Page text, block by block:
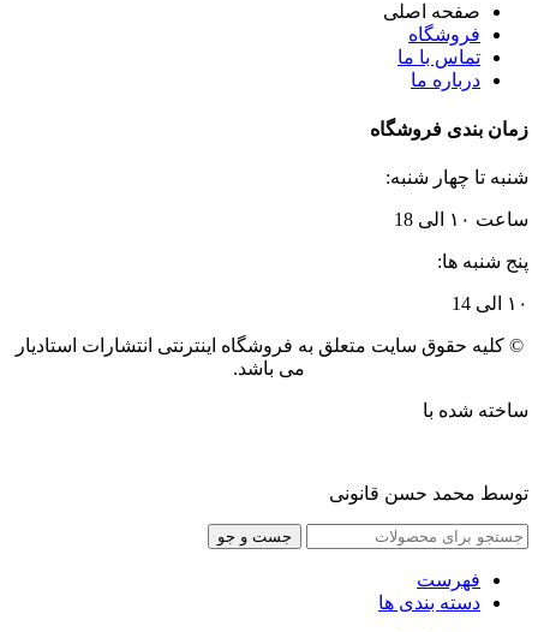
صفحه اصلی
فروشگاه
تماس با ما
درباره ما
زمان بندی فروشگاه
شنبه تا چهار شنبه:
ساعت ۱۰ الی 18
پنج شنبه ها:
۱۰ الی 14
© کلیه حقوق سایت متعلق به فروشگاه اینترنتی انتشارات استادیار
می باشد.
ساخته شده با
توسط محمد حسن قانونی
جست و جو
فهرست
دسته بندی ها